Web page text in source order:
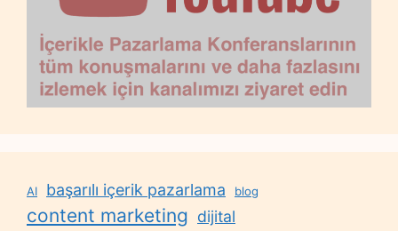
AI başarılı içerik pazarlama blog
content marketing dijital